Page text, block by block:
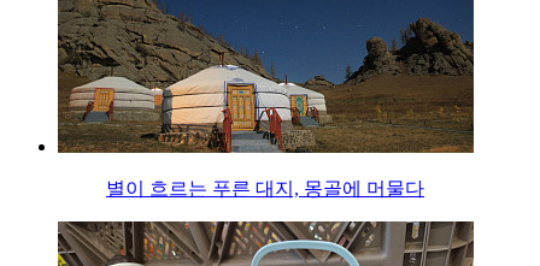
별이 흐르는 푸른 대지, 몽골에 머물다